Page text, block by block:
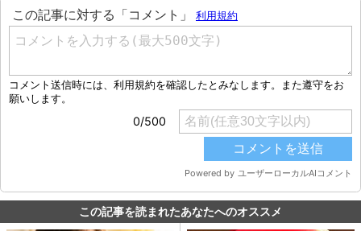
この記事を読まれたあなたへのオススメ